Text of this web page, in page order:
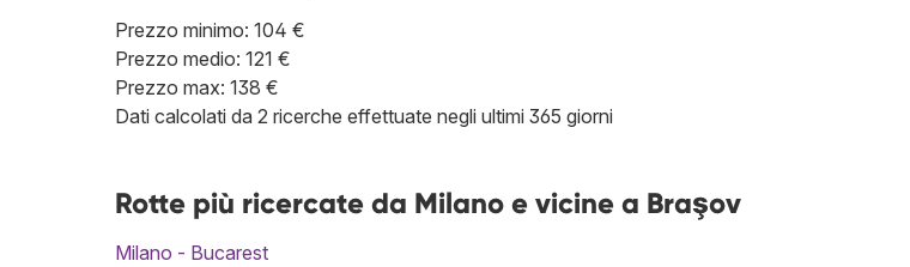
Prezzo minimo: 104 €
Prezzo medio: 121 €
Prezzo max: 138 €
Dati calcolati da 2 ricerche effettuate negli ultimi 365 giorni
Rotte più ricercate da Milano e vicine a Braşov
Milano - Bucarest